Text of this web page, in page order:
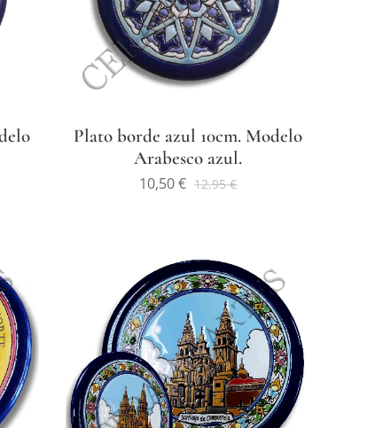
Plato borde azul 10cm. Modelo
Arabesco azul.
10,50€ 12,95€